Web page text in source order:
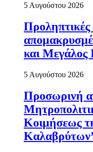
5 Αυγούστου 2026
Προληπτικές
και Μεγάλος
5 Αυγούστου 2026
Προσωρινή
Κοιμήσεως